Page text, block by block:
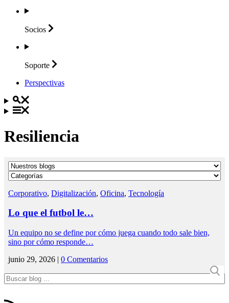
Socios
Soporte
Perspectivas
Resiliencia
Corporativo, Digitalización, Oficina, Tecnología
Lo que el futbol le…
Un equipo no se define por cómo juega cuando todo sale bien,
sino por cómo responde…
junio 29, 2026 | 0 Comentarios